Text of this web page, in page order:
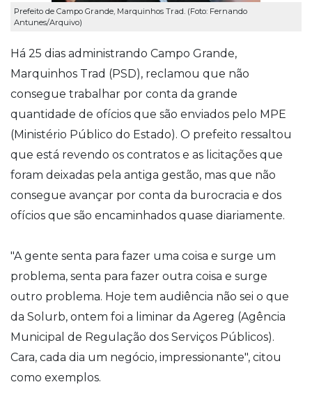
Prefeito de Campo Grande, Marquinhos Trad. (Foto: Fernando
Antunes/Arquivo)
Há 25 dias administrando Campo Grande,
Marquinhos Trad (PSD), reclamou que não
consegue trabalhar por conta da grande
quantidade de ofícios que são enviados pelo MPE
(Ministério Público do Estado). O prefeito ressaltou
que está revendo os contratos e as licitações que
foram deixadas pela antiga gestão, mas que não
consegue avançar por conta da burocracia e dos
ofícios que são encaminhados quase diariamente.
"A gente senta para fazer uma coisa e surge um
problema, senta para fazer outra coisa e surge
outro problema. Hoje tem audiência não sei o que
da Solurb, ontem foi a liminar da Agereg (Agência
Municipal de Regulação dos Serviços Públicos).
Cara, cada dia um negócio, impressionante", citou
como exemplos.